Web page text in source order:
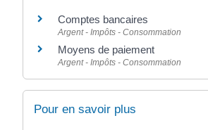
Comptes bancaires
Argent - Impôts - Consommation
Moyens de paiement
Argent - Impôts - Consommation
Pour en savoir plus